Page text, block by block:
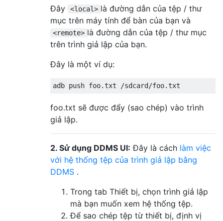
Đây <local> là đường dẫn của tệp / thư
mục trên máy tính để bàn của bạn và
<remote> là đường dẫn của tệp / thư mục
trên trình giả lập của bạn.
Đây là một ví dụ:
foo.txt sẽ được đẩy (sao chép) vào trình
giả lập.
2. Sử dụng DDMS UI: Đây là cách làm việc
với hệ thống tệp của trình giả lập bằng
DDMS .
Trong tab Thiết bị, chọn trình giả lập
mà bạn muốn xem hệ thống tệp.
Để sao chép tệp từ thiết bị, định vị